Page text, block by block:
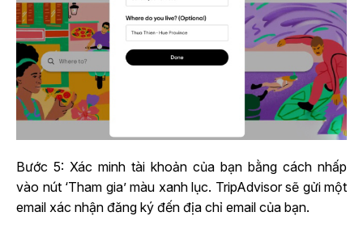
Bước 5: Xác minh tài khoản của bạn bằng cách nhấp
vào nút ‘Tham gia’ màu xanh lục. TripAdvisor sẽ gửi một
email xác nhận đăng ký đến địa chỉ email của bạn.